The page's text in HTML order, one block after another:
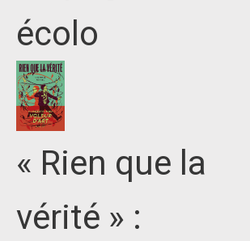
écolo
« Rien que la
vérité » :